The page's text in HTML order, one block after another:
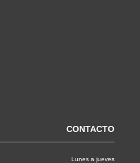
CONTACTO
Lunes a jueves